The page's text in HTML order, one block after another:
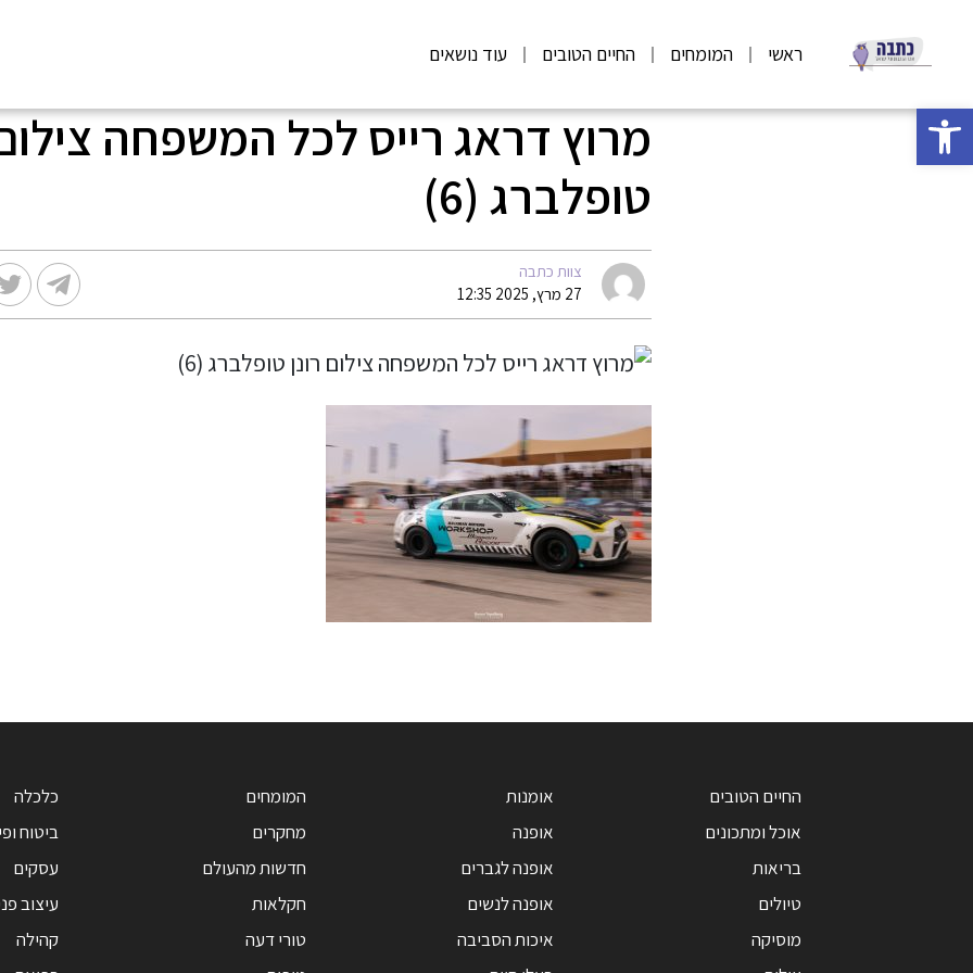
פתח סרגל נגישות
ראשי המומחים החיים הטובים עוד נושאים
מרוץ דראג רייס לכל המשפחה
טופלברג (6)
צוות כתבה
27 מרץ, 2025 12:35
החיים הטובים
אוכל ומתכונים
בריאות
טיולים
מוסיקה
אומנות
אופנה
אופנה לגברים
אופנה לנשים
איכות הסביבה
המומחים
מחקרים
חדשות מהעולם
חקלאות
טורי דעה
כלכלה
ביטוח
עסקים
עיצוב
קהילה